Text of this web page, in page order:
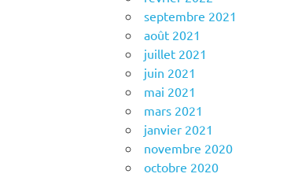
septembre 2021
août 2021
juillet 2021
juin 2021
mai 2021
mars 2021
janvier 2021
novembre 2020
octobre 2020